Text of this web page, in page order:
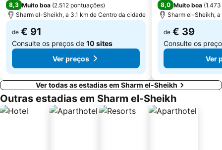
8,3 Muito boa (2.512 pontuações)
Sharm el-Sheikh, a 3.1 km de Centro da cidade
de € 91
Consulte os preços de 10 sites
Ver preços
8,0 Muito boa (
Sharm el-Sheikh, a
de € 39
Consulte os
Ver
Ver todas as estadias em Sharm el-Sheikh
Outras estadias em Sharm el-Sheikh